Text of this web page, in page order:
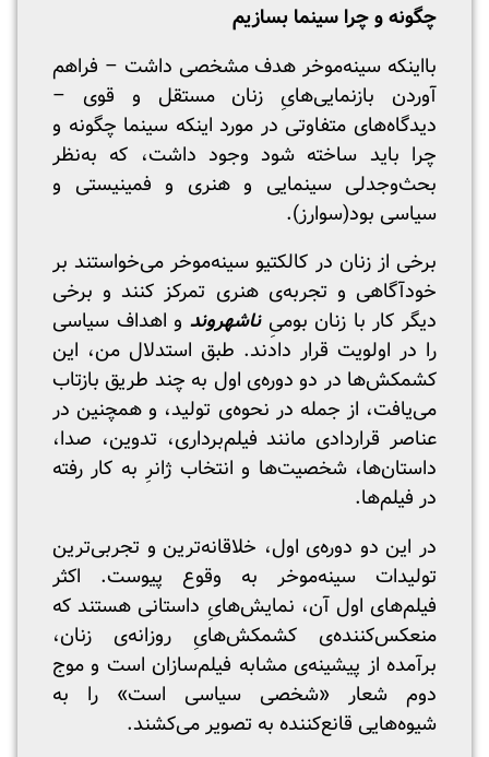
چگونه و چرا سینما بسازیم
بااینکه سینه‌موخر هدف مشخصی داشت – فراهم
آوردن بازنمایی‌هایِ زنان مستقل و قوی –
دیدگاه‌های متفاوتی در مورد اینکه سینما چگونه و
چرا باید ساخته شود وجود داشت، که به‌نظر
بحث‌وجدلی سینمایی و هنری و فمینیستی و
سیاسی بود(سوارز).
برخی از زنان در کالکتیو سینه‌موخر می‌خواستند بر
خودآگاهی و تجربه‌ی هنری تمرکز کنند و برخی
دیگر کار با زنان بومیِناشهروند و اهداف سیاسی
را در اولویت قرار دادند. طبق استدلال من، این
کشمکش‌ها در دو دوره‌ی اول به چند طریق بازتاب
می‌یافت، از جمله در نحوه‌ی تولید، و همچنین در
عناصر قراردادی مانند فیلم‌برداری، تدوین، صدا،
داستان‌ها، شخصیت‌ها و انتخاب ژانرِ به کار رفته
در فیلم‌ها.
در این دو دوره‌ی اول، خلاقانه‌ترین و تجربی‌ترین
تولیدات سینه‌موخر به وقوع پیوست. اکثر
فیلم‌های اول آن، نمایش‌هایِ داستانی هستند که
منعکس‌کننده‌ی کشمکش‌هایِ روزانه‌ی زنان،
برآمده از پیشینه‌ی مشابه فیلم‌سازان است و موج
دوم شعار «شخصی سیاسی است» را به
شیوه‌هایی قانع‌کننده به تصویر می‌کشند.